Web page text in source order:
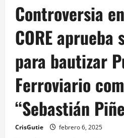
Controversia
CORE
para bautizar
Ferroviario
“Sebastián
CrisGutie febrero 6, 2025